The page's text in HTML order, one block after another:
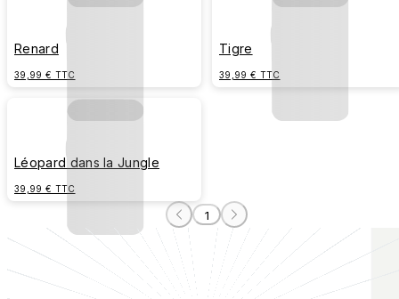
Renard
39,99 € TTC
Tigre
39,99 € TTC
Léopard dans la Jungle
39,99 € TTC
1